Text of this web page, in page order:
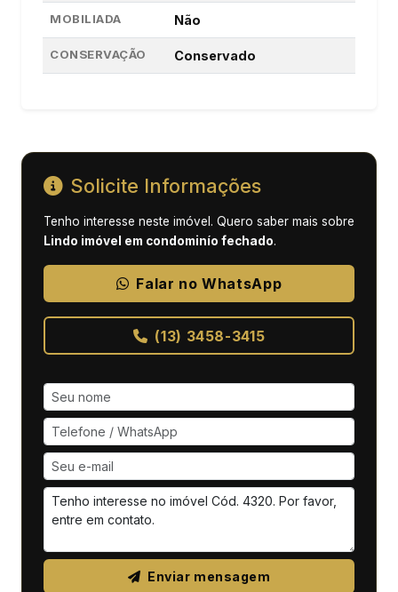
MOBILIADA Não
CONSERVAÇÃO Conservado
Solicite Informações
Tenho interesse neste imóvel. Quero saber mais sobre
Lindo imóvel em condominío fechado.
Falar no WhatsApp
(13) 3458-3415
Enviar mensagem